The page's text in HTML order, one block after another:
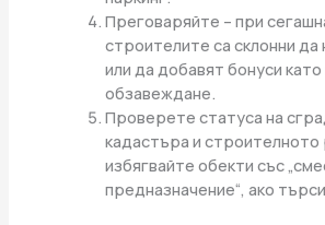
Преговаряйте – при
строителите са склонни да
или да добавят бонуси
обзавеждане.
Проверете статуса на
кадастъра и
избягвайте обекти със
предназначение“, ако